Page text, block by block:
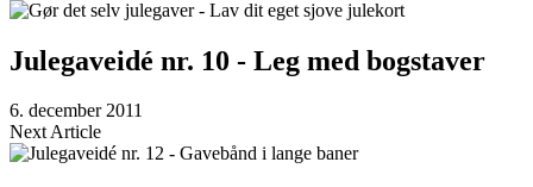
Julegaveidé nr. 10 - Leg med bogstaver
6. december 2011
Next Article